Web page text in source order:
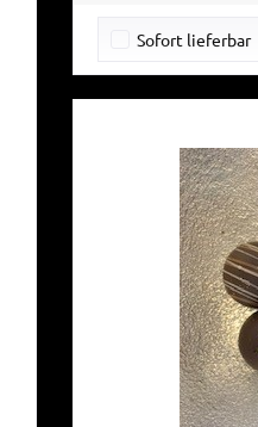
Sofort lieferbar